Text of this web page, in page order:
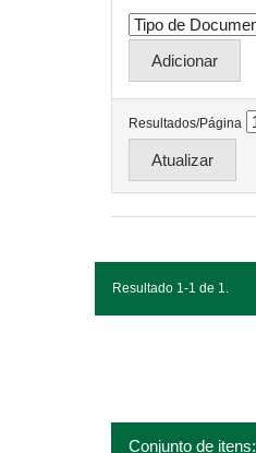
Resultados/Página
Resultado 1-1 de 1.
Conjunto de itens: